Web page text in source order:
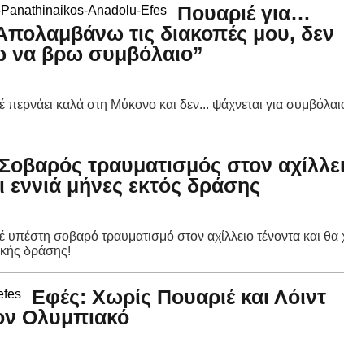
Πουαριέ για…
τις διακοπές μου, δεν
βρω συμβόλαιο”
καλά στη Μύκονο και δεν... ψάχνεται για
τραυματισμός στον
εννιά μήνες εκτός δράσης
σοβαρό τραυματισμό στον αχίλλειο τένοντα και θα
δράσης!
Εφές: Χωρίς Πουαριέ και Λόιντ
Ολυμπιακό